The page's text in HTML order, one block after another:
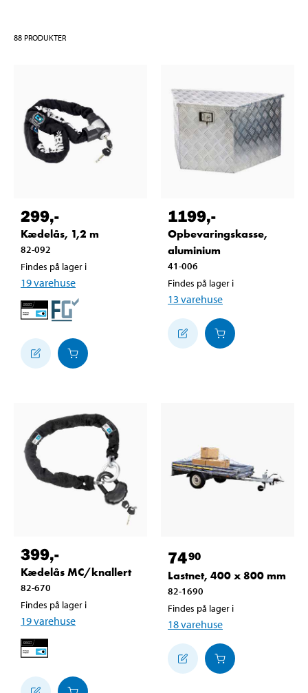
88 PRODUKTER
299,-
Kædelås, 1,2 m
82-092
Findes på lager i
19varehuse
1199,-
Opbevaringskasse,
aluminium
41-006
Findes på lager i
13 varehuse
399,-
Kædelås MC/knallert
82-670
Findes på lager i
19varehuse
7490
Lastnet, 400 x 800 mm
82-1690
Findes på lager i
18varehuse